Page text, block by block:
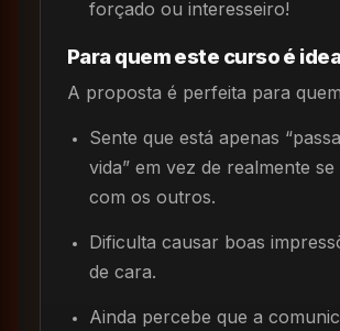
forçado ou interesseiro!
Para quem este curso é
A proposta é perfeita para
Sente que está apenas
vida” em vez de realmente
com os outros.
Dificulta causar boas
de cara.
Ainda percebe que a